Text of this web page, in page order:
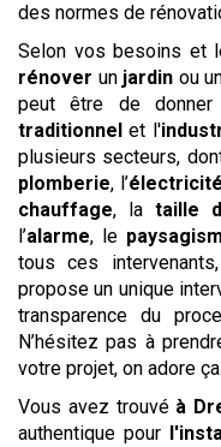
des normes de
Selon vos besoins et
rénover un jardin ou
peut être de
traditionnel et l'
plusieurs secteurs,
plomberie, l’électricité
chauffage, la taille
l’alarme, le
tous ces intervenants,
propose un unique
transparence du
N’hésitez pas à
votre projet, on adore ça.
Vous avez trouvé à
authentique pour